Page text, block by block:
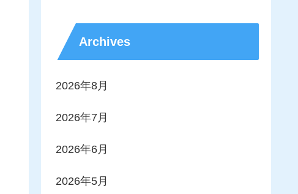
Archives
2026年8月
2026年7月
2026年6月
2026年5月